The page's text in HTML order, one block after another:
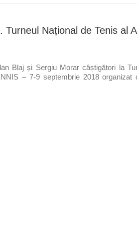
Național de Tenis al
Blaj și Sergiu Morar câștigători la
– 7-9 septembrie 2018 organizat